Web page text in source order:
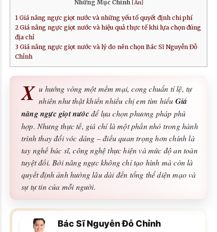
Những Mục Chính [Ẩn]
1 Giá nâng ngực giọt nước và những yếu tố quyết định chi phí
2 Giá nâng ngực giọt nước và hiệu quả thực tế khi lựa chọn đúng
địa chỉ
3 Giá nâng ngực giọt nước và lý do nên chọn Bác Sĩ Nguyễn Đỗ
Chỉnh
X u hướng vòng một mềm mại, cong chuẩn tỉ lệ, tự
nhiên như thật khiến nhiều chị em tìm hiểu Giá
nâng ngực giọt nướcđể lựa chọn phương pháp phù
hợp. Nhưng thực tế, giá chỉ là một phần nhỏ trong hành
trình thay đổi vóc dáng – điều quan trọng hơn chính là
tay nghề bác sĩ, công nghệ thực hiện và mức độ an toàn
tuyệt đối. Bởi nâng ngực không chỉ tạo hình mà còn là
quyết định ảnh hưởng lâu dài đến tổng thể diện mạo và
sự tự tin của mỗi người.
Bác Sĩ Nguyễn Đỗ Chỉnh